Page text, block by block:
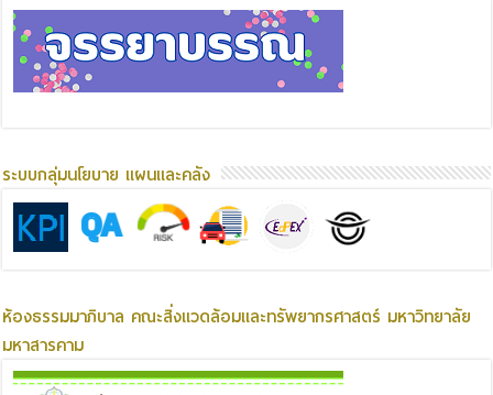
ระบบกลุ่มนโยบาย แผนและคลัง
ห้องธรรมมาภิบาล คณะสิ่งแวดล้อมและทรัพยากรศาสตร์ มหาวิทยาลัย
มหาสารคาม